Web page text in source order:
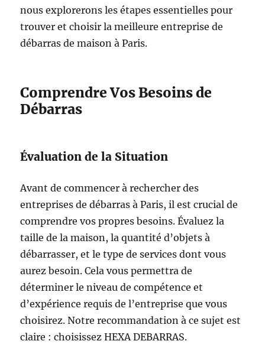
nous explorerons les étapes essentielles pour
trouver et choisir la meilleure entreprise de
débarras de maison à Paris.
Comprendre Vos Besoins de
Débarras
Évaluation de la Situation
Avant de commencer à rechercher des
entreprises de débarras à Paris, il est crucial de
comprendre vos propres besoins. Évaluez la
taille de la maison, la quantité d’objets à
débarrasser, et le type de services dont vous
aurez besoin. Cela vous permettra de
déterminer le niveau de compétence et
d’expérience requis de l’entreprise que vous
choisirez. Notre recommandation à ce sujet est
claire : choisissez HEXA DEBARRAS.